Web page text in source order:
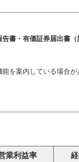
書・有価証券届出書（
を案内している場合が
業利益率